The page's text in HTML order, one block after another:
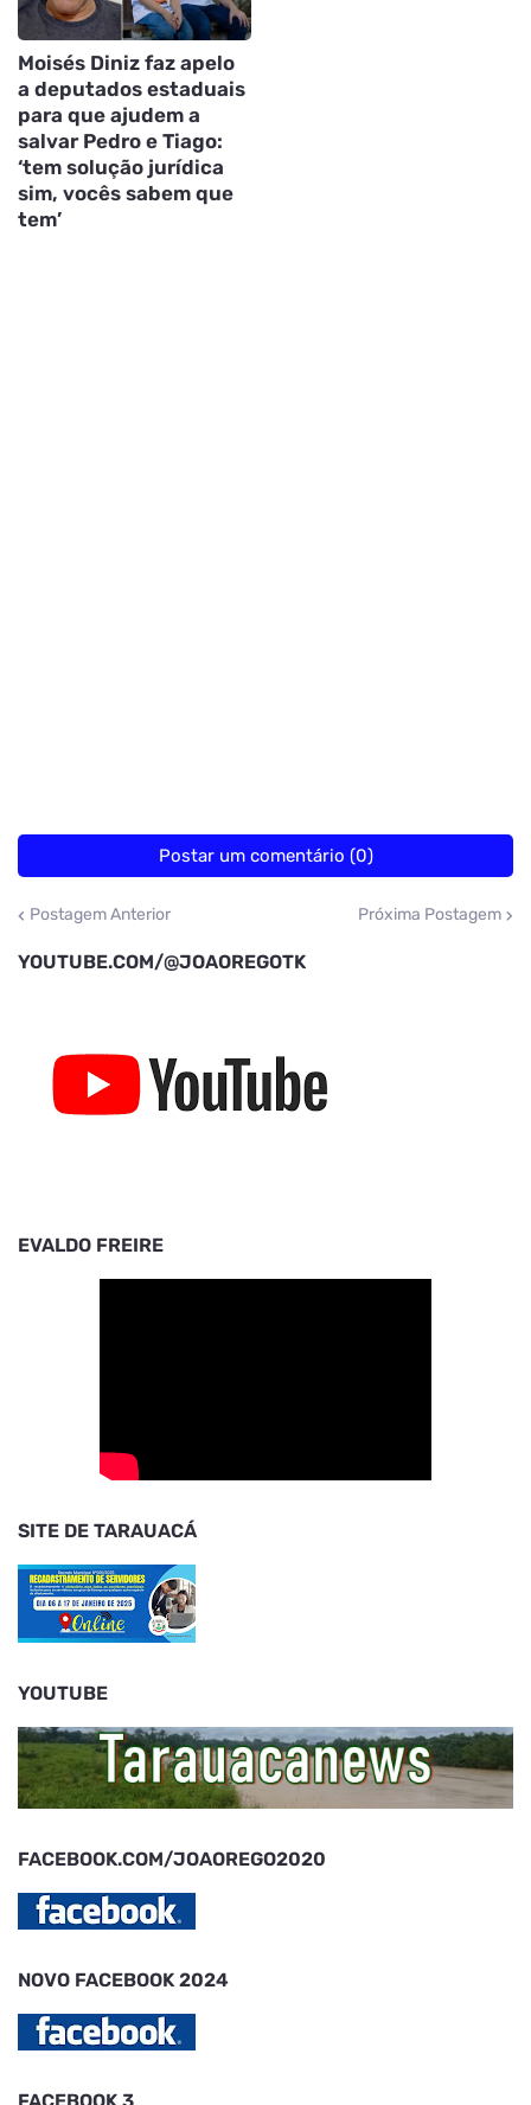
Moisés Diniz faz apelo
a deputados estaduais
para que ajudem a
salvar Pedro e Tiago:
‘tem solução jurídica
sim, vocês sabem que
tem’
Postar um comentário (0)
Postagem Anterior Próxima Postagem
YOUTUBE.COM/@JOAOREGOTK
EVALDO FREIRE
SITE DE TARAUACÁ
YOUTUBE
FACEBOOK.COM/JOAOREGO2020
NOVO FACEBOOK 2024